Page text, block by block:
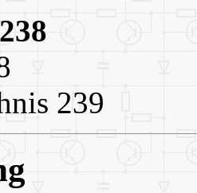
239